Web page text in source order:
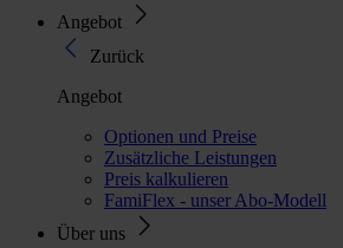
Angebot
Zurück
Angebot
Optionen und Preise
Zusätzliche Leistungen
Preis kalkulieren
FamiFlex - unser Abo-Modell
Über uns